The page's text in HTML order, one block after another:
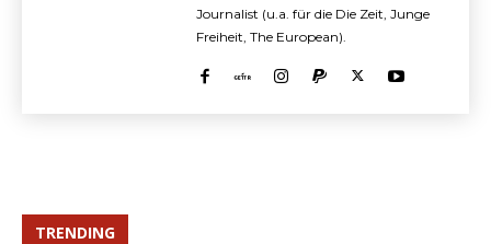
Journalist (u.a. für die Die Zeit, Junge
Freiheit, The European).
TRENDING